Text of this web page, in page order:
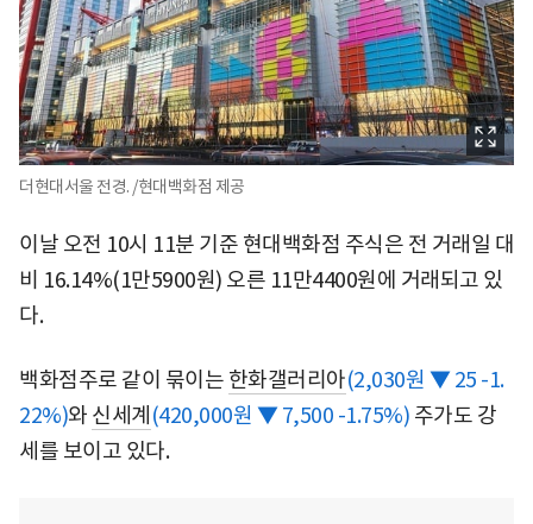
더현대서울 전경. /현대백화점 제공
이날 오전 10시 11분 기준 현대백화점 주식은 전 거래일 대
비 16.14%(1만5900원) 오른 11만4400원에 거래되고 있
다.
백화점주로 같이 묶이는 한화갤러리아(2,030원 ▼ 25 -1.
22%)와 신세계 (420,000원 ▼ 7,500 -1.75%) 주가도 강
세를 보이고 있다.